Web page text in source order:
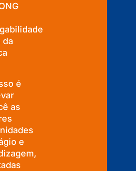
da
é
as
e